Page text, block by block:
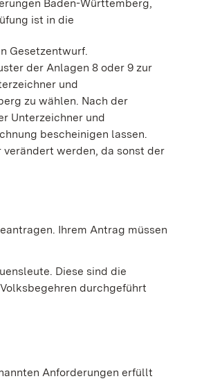
Baden-Württemberg,
ist in die
Gesetzentwurf.
der Anlagen 8 oder 9 zur
und
zu wählen. Nach der
Unterzeichner und
bescheinigen lassen.
werden, da sonst der
Ihrem Antrag müssen
Diese sind die
durchgeführt
Anforderungen erfüllt